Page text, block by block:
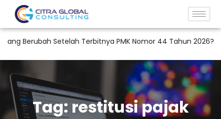
Setelah Terbitnya PMK Nomor 44 Tahun 2026?
Tag: restitusi pajak